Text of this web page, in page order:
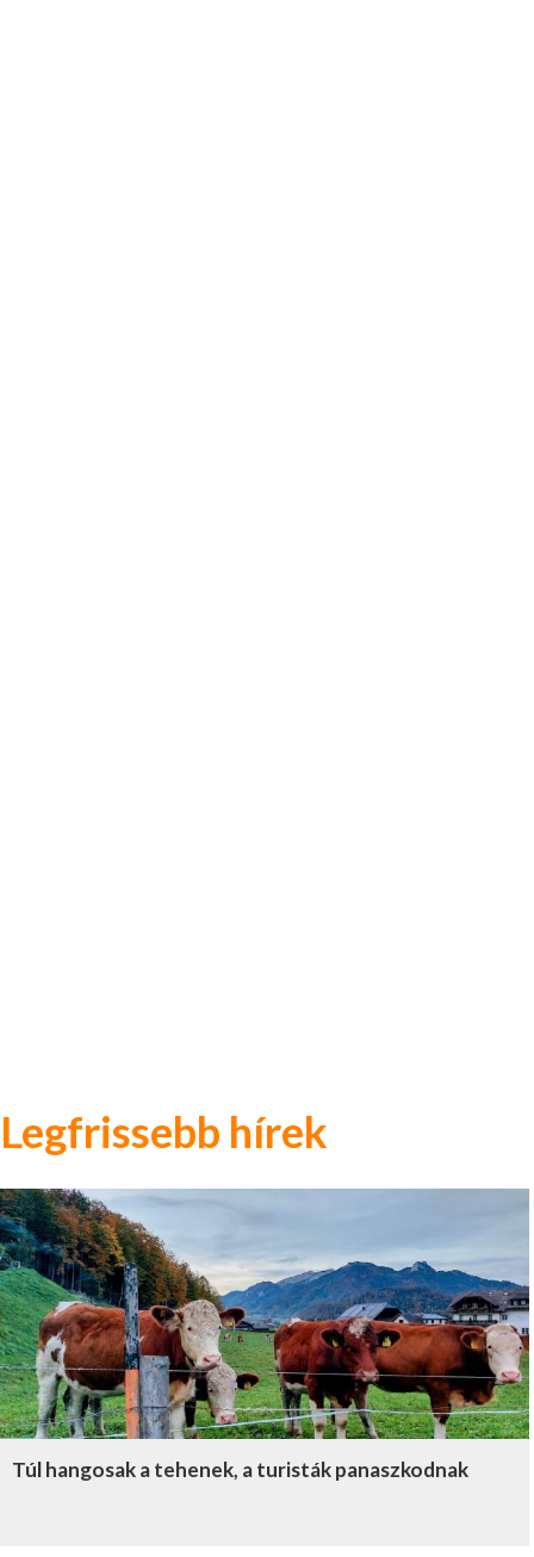
Legfrissebb hírek
Túl hangosak a tehenek, a turisták panaszkodnak